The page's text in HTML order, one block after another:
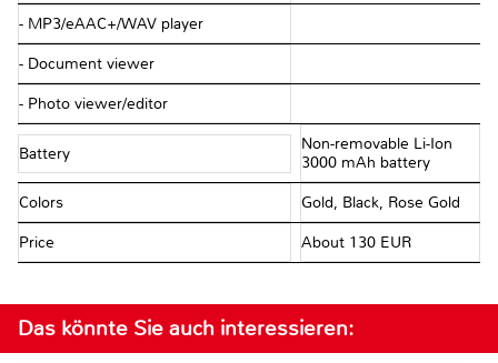
- MP3/eAAC+/WAV player
- Document viewer
- Photo viewer/editor
Battery
Non-removable Li-Ion
3000 mAh battery
Colors Gold, Black, Rose Gold
Price About 130 EUR
Das könnte Sie auch interessieren: